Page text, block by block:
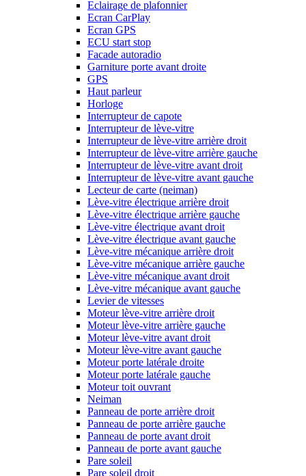
Eclairage de plafonnier
Ecran CarPlay
Ecran GPS
ECU start stop
Facade autoradio
Garniture porte avant droite
GPS
Haut parleur
Horloge
Interrupteur de capote
Interrupteur de lève-vitre
Interrupteur de lève-vitre arrière droit
Interrupteur de lève-vitre arrière gauche
Interrupteur de lève-vitre avant droit
Interrupteur de lève-vitre avant gauche
Lecteur de carte (neiman)
Lève-vitre électrique arrière droit
Lève-vitre électrique arrière gauche
Lève-vitre électrique avant droit
Lève-vitre électrique avant gauche
Lève-vitre mécanique arrière droit
Lève-vitre mécanique arrière gauche
Lève-vitre mécanique avant droit
Lève-vitre mécanique avant gauche
Levier de vitesses
Moteur lève-vitre arrière droit
Moteur lève-vitre arrière gauche
Moteur lève-vitre avant droit
Moteur lève-vitre avant gauche
Moteur porte latérale droite
Moteur porte latérale gauche
Moteur toit ouvrant
Neiman
Panneau de porte arrière droit
Panneau de porte arrière gauche
Panneau de porte avant droit
Panneau de porte avant gauche
Pare soleil
Pare soleil droit